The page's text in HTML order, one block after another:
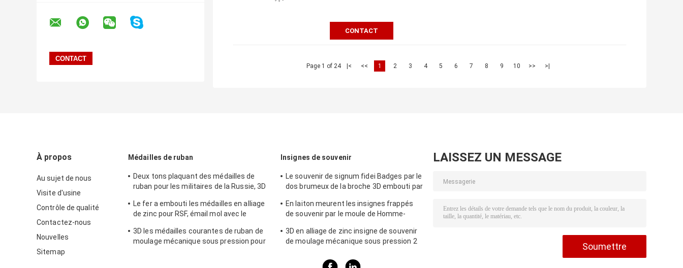
CONTACT
Page 1 of 24 |< << 1 2 3 4 5 6 7 8 9 10 >> >|
À propos
Au sujet de nous
Visite d'usine
Contrôle de qualité
Contactez-nous
Nouvelles
Sitemap
Médailles de ruban
Deux tons plaquant des médailles de
ruban pour les militaires de la Russie, 3D
Le fer a embouti les médailles en alliage
de zinc pour RSF, émail mol avec le
3D les médailles courantes de ruban de
moulage mécanique sous pression pour
Insignes de souvenir
Le souvenir de signum fidei Badges par le
dos brumeux de la broche 3D embouti par
En laiton meurent les insignes frappés
de souvenir par le moule de Homme-
antique
3D en alliage de zinc insigne de souvenir
de moulage mécanique sous pression 2
LAISSEZ UN MESSAGE